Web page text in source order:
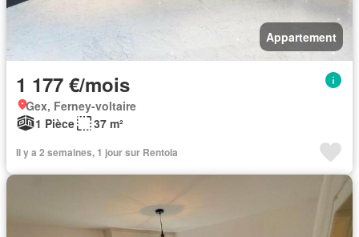
Appartement
1 177 €/mois
Gex, Ferney-voltaire
1 Pièce
37 m²
Il y a 2 semaines, 1 jour sur Rentola